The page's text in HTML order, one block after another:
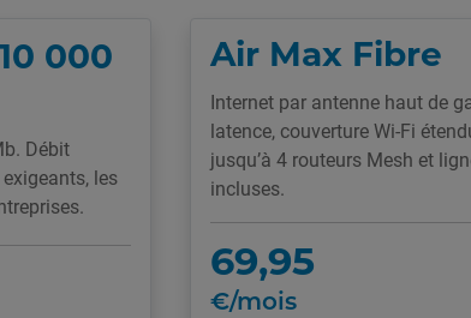
000
Débit
les
Air Max Fibre
Internet par antenne haut de
latence, couverture Wi-Fi
jusqu’à 4 routeurs Mesh et
incluses.
69,95
€/mois